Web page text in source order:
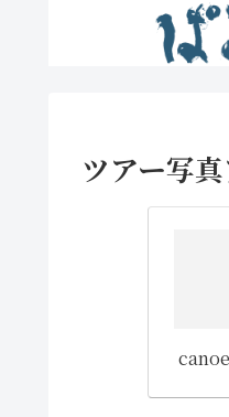
ツアー写